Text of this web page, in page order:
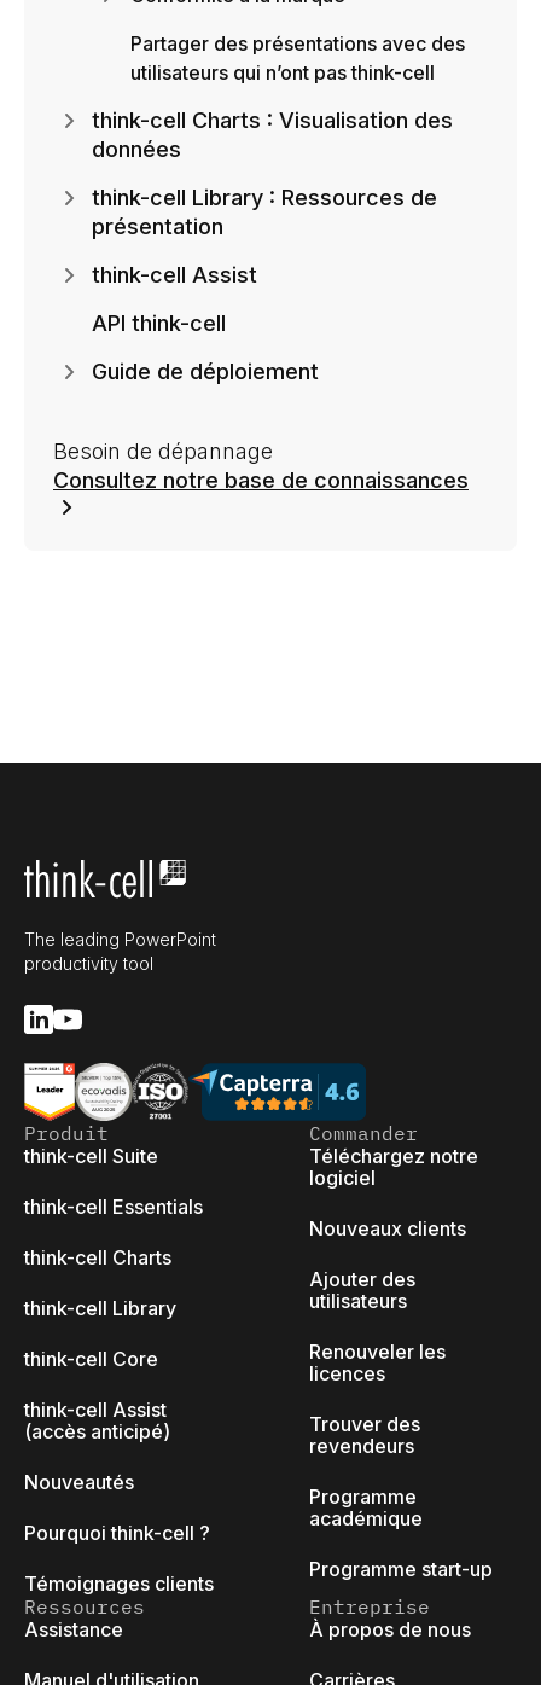
Partager des présentations avec des
utilisateurs qui n’ont pas think-cell
think-cell Charts : Visualisation des
données
think-cell Library : Ressources de
présentation
think-cell Assist
API think-cell
Guide de déploiement
Besoin de dépannage
Consultez notre base de connaissances
The leading PowerPoint
productivity tool
Produit
think-cell Suite
think-cell Essentials
think-cell Charts
think-cell Library
think-cell Core
think-cell Assist
(accès anticipé)
Nouveautés
Pourquoi think-cell ?
Témoignages clients
Commander
Téléchargez notre
logiciel
Nouveaux clients
Ajouter des
utilisateurs
Renouveler les
licences
Trouver des
revendeurs
Programme
académique
Programme start-up
Ressources
Assistance
Entreprise
À propos de nous